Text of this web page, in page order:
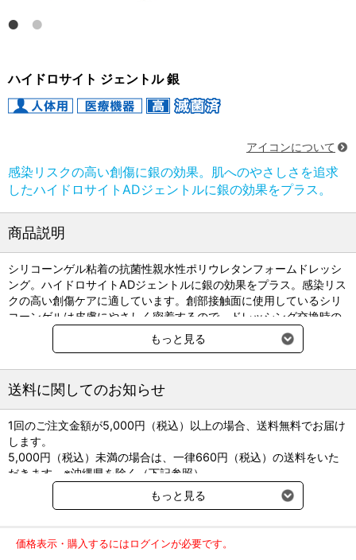
ハイドロサイト ジェントル 銀
アイコンについて
感染リスクの高い創傷に銀の効果。肌へのやさしさを追求
したハイドロサイトADジェントルに銀の効果をプラス。
商品説明
シリコーンゲル粘着の抗菌性親水性ポリウレタンフォームドレッシ
ング。ハイドロサイトADジェントルに銀の効果をプラス。感染リス
クの高い創傷ケアに適しています。創部接触面に使用しているシリ
コーンゲルは皮膚にやさしく密着するので、ドレッシング交換時の
剥離刺激による疼痛やスキントラブルを軽減。
●製造販売元：スミス・アンド・ネフュー
もっと見る
送料に関してのお知らせ
1回のご注文金額が5,000円（税込）以上の場合、送料無料でお届け
します。
5,000円（税込）未満の場合は、一律660円（税込）の送料をいた
だきます。※沖縄県を除く（下記参照）
※2017年11月14日（火）より沖縄県へのお届けにつきましては、1
回のご注文金額（税込）が、30,000円以上で配送無料となります。
ご了承のほどよろしくお願い致します。
弊社都合でお届けが２回以上に分かれる場合の送料負担は、１回分
もっと見る
価格表示・購入するにはログインが必要です。